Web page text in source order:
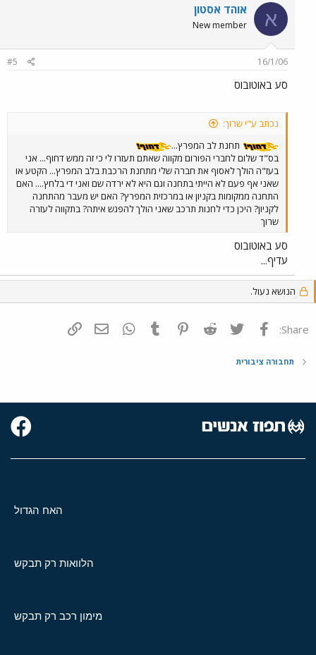
א אוהד אסטון
New member
16/1/06
#5
סע באוטובוס
נכתב ע"י שרוך:
תחנת לב המפרץ...
בס"ד שלום לחברי הפורום מקווה שאתם תעזרו לי כי זה ממש דחוף... אני
בעז"ה הולך לאסוף את חברה שלי מתחנת הרכבת בלב המפרץ... הקטע או
שאני אף פעם לא הייתי בתחנה וגם היא לא ירדה שם ואני די בלחץ.... האם
התחנה ממקומות בקניון או במרכזית המפרץ? האם יש מעבר מהתחנה
לקניון? היכן כדי לחנות תרכב שאני הולך להפגש איתה? בתקווה לעזרה
שרוך
סע באוטובוס
עדיף...
הנושא נעול.
Share: פייסבוק Twitter
Reddit
Pinterest
Tumblr
WhatsAppדואר אלקטרוני
תחבורה ציבורית
האח הגדול
הלוואות רק תבקש
מימון רכב רק תבקש